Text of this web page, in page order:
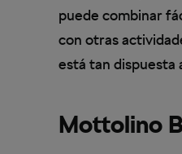
puede combinar
con otras
está tan dispuesta
Mottolino